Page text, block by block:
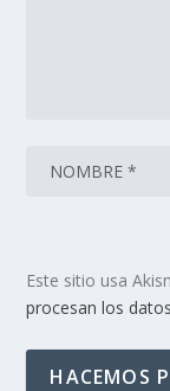
Este sitio usa
procesan los
HACEMOS